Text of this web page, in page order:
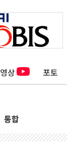
영상 포토
통합